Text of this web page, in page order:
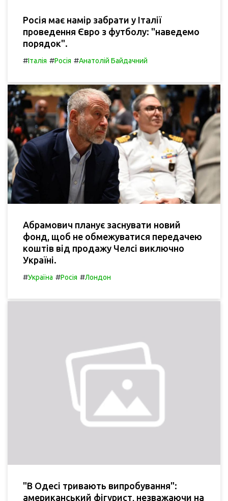
Росія має намір забрати у Італії
проведення Євро з футболу: "наведемо
порядок".
#Італія #Росія #Анатолій Байдачний
Абрамович планує заснувати новий
фонд, щоб не обмежуватися передачею
коштів від продажу Челсі виключно
Україні.
#Україна #Росія #Лондон
"В Одесі тривають випробування":
американський фігурист, незважаючи на